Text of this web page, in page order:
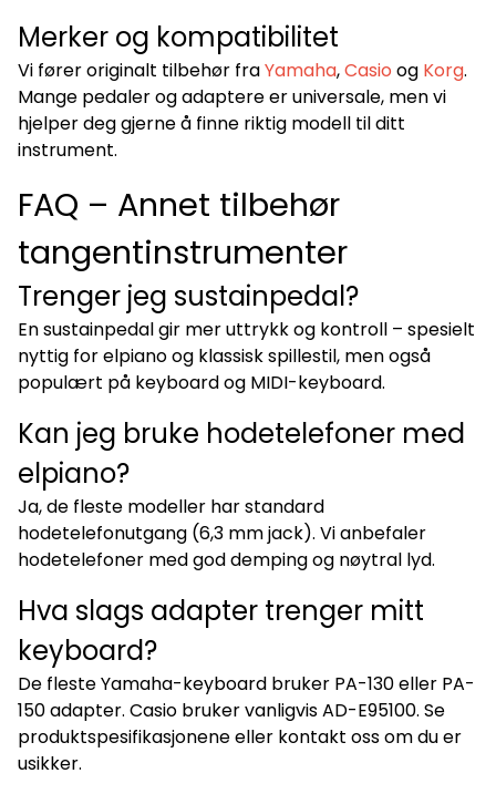
Merker og kompatibilitet
Vi fører originalt tilbehør fraYamaha,Casio og Korg.
Mange pedaler og adaptere er universale, men vi
hjelper deg gjerne å finne riktig modell til ditt
instrument.
FAQ – Annet tilbehør
tangentinstrumenter
Trenger jeg sustainpedal?
En sustainpedal gir mer uttrykk og kontroll – spesielt
nyttig for elpiano og klassisk spillestil, men også
populært på keyboard og MIDI-keyboard.
Kan jeg bruke hodetelefoner med
elpiano?
Ja, de fleste modeller har standard
hodetelefonutgang (6,3 mm jack). Vi anbefaler
hodetelefoner med god demping og nøytral lyd.
Hva slags adapter trenger mitt
keyboard?
De fleste Yamaha-keyboard bruker PA-130 eller PA-
150 adapter. Casio bruker vanligvis AD-E95100. Se
produktspesifikasjonene eller kontakt oss om du er
usikker.